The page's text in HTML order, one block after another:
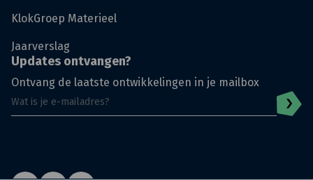
KlokGroep Materieel
Jaarverslag
Updates ontvangen?
Ontvang de laatste ontwikkelingen in je mailbox